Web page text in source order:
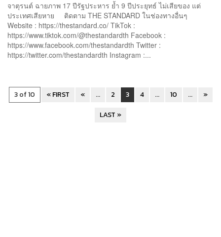
จาตุรนต์ ฉายภาพ 17 ปีรัฐประหาร ย้ำ 9 ปีประยุทธ์ ไม่เสียของ แต่
ประเทศเสียหาย ติดตาม THE STANDARD ในช่องทางอื่นๆ
Website : https://thestandard.co/ TikTok :
https://www.tiktok.com/@thestandardth Facebook :
https://www.facebook.com/thestandardth Twitter :
https://twitter.com/thestandardth Instagram :...
3 of 10 « FIRST « ... 2 3 4 ... 10 ...
»
LAST »